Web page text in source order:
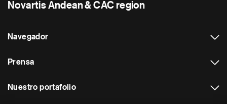
Novartis Andean & CAC region
Navegador
Prensa
Nuestro portafolio